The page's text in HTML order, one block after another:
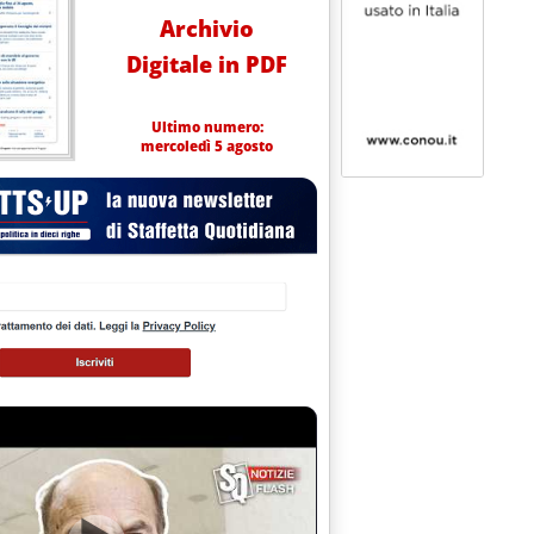
Archivio
Digitale in PDF
Ultimo numero:
mercoledì 5 agosto